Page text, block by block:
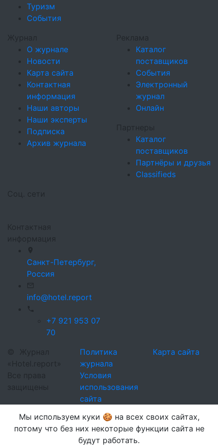
Туризм
События
Журнал
О журнале
Новости
Карта сайта
Контактная
информация
Наши авторы
Наши эксперты
Подписка
Архив журнала
Реклама
Каталог
поставщиков
События
Электронный
журнал
Онлайн
Партнеры
Каталог
поставщиков
Партнёры и друзья
Classifieds
Соц. сети
Контактная
информация
Санкт-Петербург,
Россия
info@hotel.report
+7 921 953 07
70
©
Журнал
«Hotel.report»
Все права
защищены
Политика
журнала
Условия
использования
сайта
Карта сайта
Мы используем куки 🍪 на всех своих сайтах,
потому что без них некоторые функции сайта не
будут работать.